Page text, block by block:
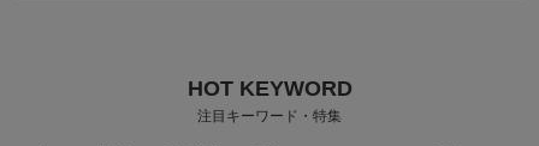
身長：160cm
HOT KEYWORD
注目キーワード・特集